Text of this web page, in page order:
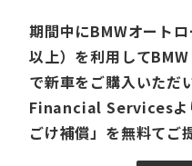
期間中にBMWオート
以上）を利用して
で新車をご購入いただ
Financial Servicesよ
ごけ補償」を無料てご